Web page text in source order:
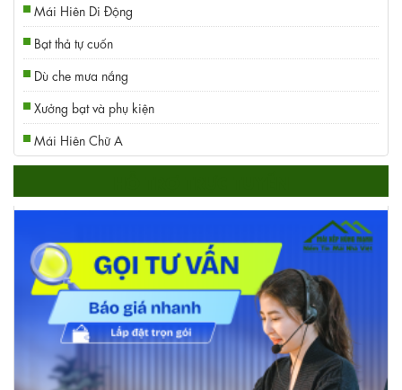
Mái Hiên Di Động
Bạt thả tự cuốn
Dù che mưa nắng
Xưởng bạt và phụ kiện
Mái Hiên Chữ A